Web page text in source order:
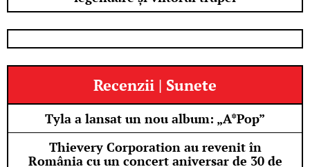
Recenzii | Sunete
Tyla a lansat un nou album: „A*Pop”
Thievery Corporation au revenit în
România cu un concert aniversar de 30 de